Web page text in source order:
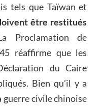
tels que Taïwan et
être restitués
Proclamation de
réaffirme que les
du Caire
Bien qu’il y a
guerre civile chinoise